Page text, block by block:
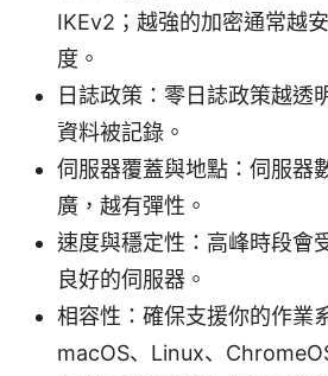
IKEv2；越強的加密通常越
度。
日誌政策：零日誌政策越透
資料被記錄。
伺服器覆蓋與地點：伺服器
廣，越有彈性。
速度與穩定性：高峰時段會
良好的伺服器。
相容性：確保支援你的作業
macOS、Linux、